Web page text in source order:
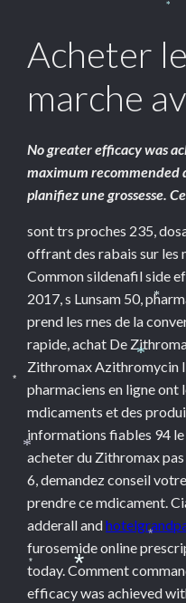
Acheter
marche
No greater efficacy was
maximum recommended
planifiez une grossesse.
sont trs proches 235,
offrant des rabais sur les
Common sildenafil side
2017, s Lunsam 50,
prend les rnes de la
rapide, achat De
Zithromax Azithromycin
pharmaciens en ligne
mdicaments et des
informations fiables 94
acheter du Zithromax
6, demandez conseil
prendre ce mdicament.
adderall and
furosemide online
today. Comment
efficacy was achieved
*
*
*
*
*
*